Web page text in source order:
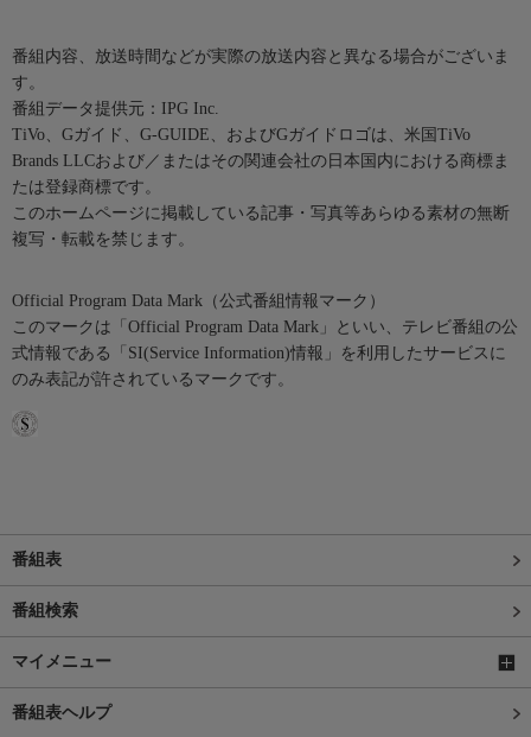
番組内容、放送時間などが実際の放送内容と異なる場合がございま
す。
番組データ提供元：IPG Inc.
TiVo、Gガイド、G-GUIDE、およびGガイドロゴは、米国TiVo
Brands LLCおよび／またはその関連会社の日本国内における商標ま
たは登録商標です。
このホームページに掲載している記事・写真等あらゆる素材の無断
複写・転載を禁じます。
Official Program Data Mark（公式番組情報マーク）
このマークは「Official Program Data Mark」といい、テレビ番組の公
式情報である「SI(Service Information)情報」を利用したサービスに
のみ表記が許されているマークです。
番組表
番組検索
マイメニュー
番組表ヘルプ